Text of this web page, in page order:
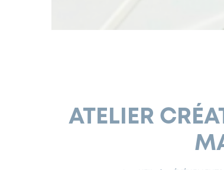
ATELIER